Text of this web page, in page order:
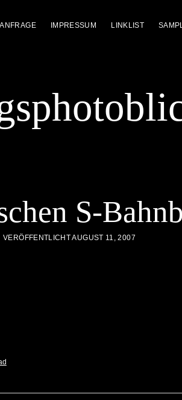
IMPRESSUM LINKLIST
S-
VERÖFFENTLICHT AUGUST 11, 2007